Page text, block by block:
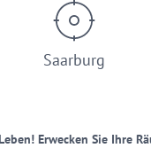
Saarburg
Erwecken Sie Ihre